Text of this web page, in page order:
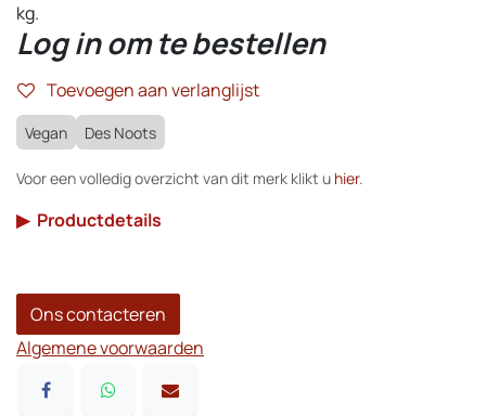
kg.
Log in om te bestellen
Toevoegen aan verlanglijst
Vegan Des Noots
Voor een volledig overzicht van dit merk klikt u hier.
▶ Productdetails
Ons contacteren
Algemene voorwaarden